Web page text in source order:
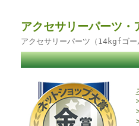
アクセサリーパーツ
アクセサリーパーツ（14kgfゴー